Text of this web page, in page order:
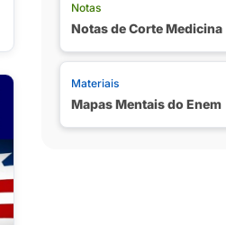
Notas
Notas de Corte Medicina
Materiais
Mapas Mentais do Enem